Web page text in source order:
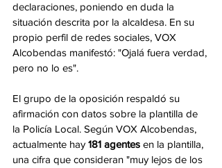
declaraciones, poniendo en duda la
situación descrita por la alcaldesa. En su
propio perfil de redes sociales, VOX
Alcobendas manifestó: "Ojalá fuera verdad,
pero no lo es".
El grupo de la oposición respaldó su
afirmación con datos sobre la plantilla de
la Policía Local. Según VOX Alcobendas,
actualmente hay 181 agentes en la plantilla,
una cifra que consideran "muy lejos de los